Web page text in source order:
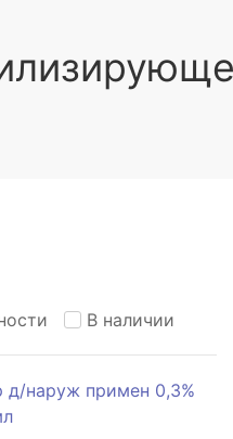
В наличии